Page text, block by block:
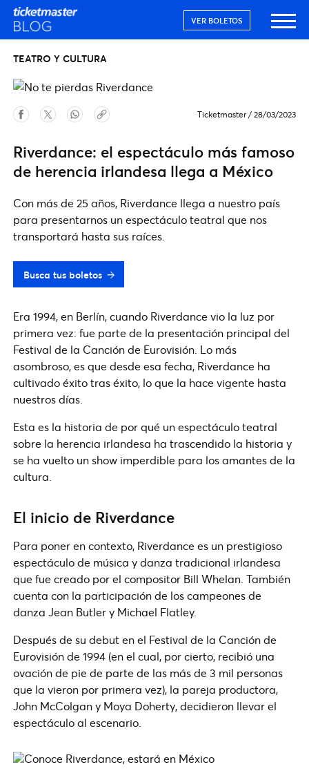
VER BOLETOS
TEATRO Y CULTURA
Ticketmaster / 28/03/2023
Riverdance: el espectáculo más famoso
de herencia irlandesa llega a México
Con más de 25 años, Riverdance llega a nuestro país
para presentarnos un espectáculo teatral que nos
transportará hasta sus raíces.
Busca tus boletos
Era 1994, en Berlín, cuando Riverdance vio la luz por
primera vez: fue parte de la presentación principal del
Festival de la Canción de Eurovisión. Lo más
asombroso, es que desde esa fecha, Riverdance ha
cultivado éxito tras éxito, lo que la hace vigente hasta
nuestros días.
Esta es la historia de por qué un espectáculo teatral
sobre la herencia irlandesa ha trascendido la historia y
se ha vuelto un show imperdible para los amantes de la
cultura.
El inicio de Riverdance
Para poner en contexto, Riverdance es un prestigioso
espectáculo de música y danza tradicional irlandesa
que fue creado por el compositor Bill Whelan. También
cuenta con la participación de los campeones de
danza Jean Butler y Michael Flatley.
Después de su debut en el Festival de la Canción de
Eurovisión de 1994 (en el cual, por cierto, recibió una
ovación de pie de parte de las más de 3 mil personas
que la vieron por primera vez), la pareja productora,
John McColgan y Moya Doherty, decidieron llevar el
espectáculo al escenario.